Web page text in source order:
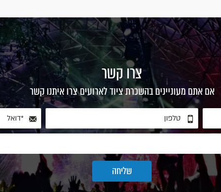
צרו קשר
אם אתם מעוניינים בהשכרת ציוד לארועים צרו איתנו קשר